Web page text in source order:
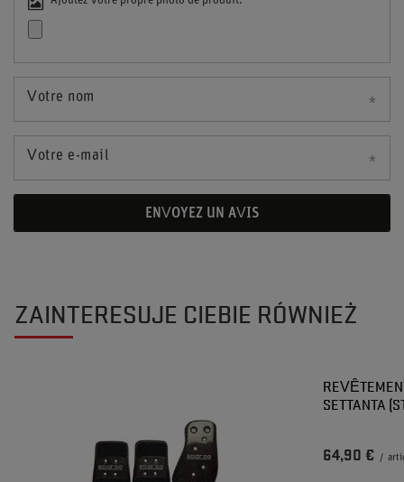
Votre nom
Votre e-mail
ENVOYEZ UN AVIS
ZAINTERESUJE CIEBIE RÓWNIEŻ
SETTANTA
64,90 € /